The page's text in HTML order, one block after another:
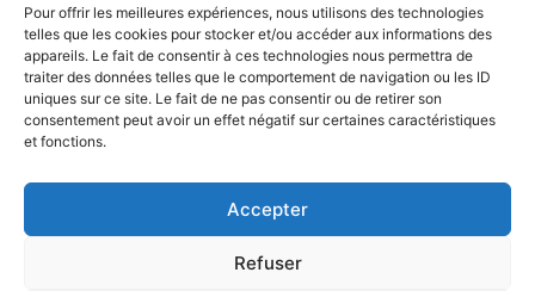
Pour offrir les meilleures expériences, nous utilisons des technologies
telles que les cookies pour stocker et/ou accéder aux informations des
appareils. Le fait de consentir à ces technologies nous permettra de
traiter des données telles que le comportement de navigation ou les ID
uniques sur ce site. Le fait de ne pas consentir ou de retirer son
consentement peut avoir un effet négatif sur certaines caractéristiques
et fonctions.
Accepter
Refuser
SMV permet de vous aider à gagner du temps et vous
permettre de vous concentrer sur l’essentiel de votre
métier
Téléphone:0 805 69 64 75 / 02 37 34 04 04
contact@smvformation.fr
Création & Hébergement Web Cloud par